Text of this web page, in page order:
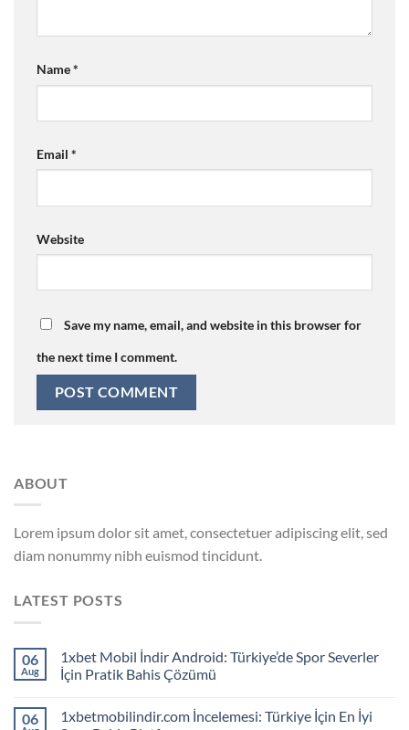
Name*
Email *
Website
Save my name, email, and website in this browser for
the next time I comment.
ABOUT
Lorem ipsum dolor sit amet, consectetuer adipiscing elit, sed
diam nonummy nibh euismod tincidunt.
LATEST POSTS
06
Aug
1xbet Mobil İndir Android: Türkiye’de Spor Severler
İçin Pratik Bahis Çözümü
06
1xbetmobilindir.com İncelemesi: Türkiye İçin En İyi